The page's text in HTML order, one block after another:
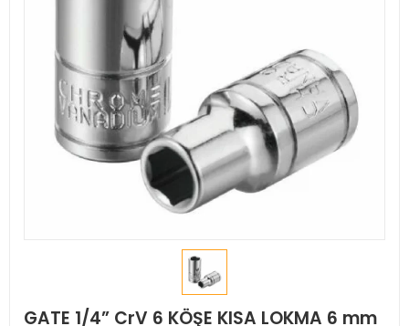
GATE 1/4” CrV 6 KÖŞE KISA LOKMA 6 mm